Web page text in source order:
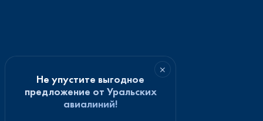
×
Не упустите выгодное
предложение от Уральских
авиалиний!